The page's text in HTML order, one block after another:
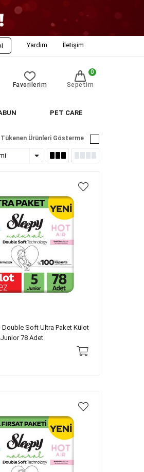
Yardım İletişim
Favorilerim Sepetim
0
PET CARE
Tükenen Ürünleri Gösterme
Double Soft Ultra Paket Külot
78 Adet